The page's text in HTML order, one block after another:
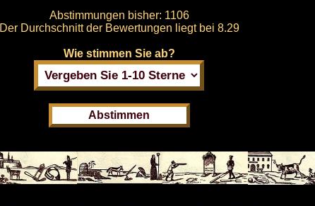
Abstimmungen bisher: 1106
Der Durchschnitt der Bewertungen liegt bei 8.29
Wie stimmen Sie ab?